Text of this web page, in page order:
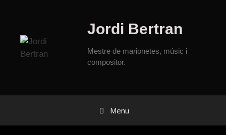
Jordi Bertran
Mestre de marionetes, músic i
compositor.
Menu